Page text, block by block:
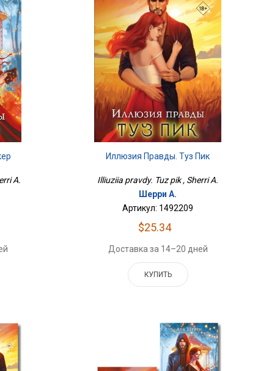
A.
Иллюзия Правды. Туз Пик
Illiuziia pravdy. Tuz pik , Sherri A.
Шерри А.
Артикул: 1492209
$25.34
Доставка за 14–20 дней
КУПИТЬ